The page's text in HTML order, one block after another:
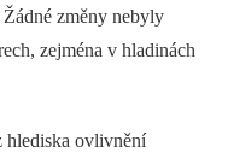
změny nebyly
zejména v hladinách
hlediska ovlivnění